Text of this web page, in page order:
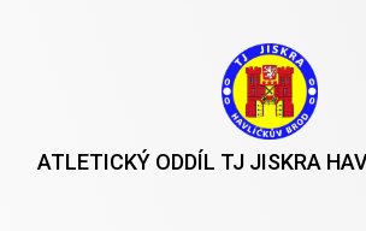
ATLETICKÝ ODDÍL TJ JISKRA